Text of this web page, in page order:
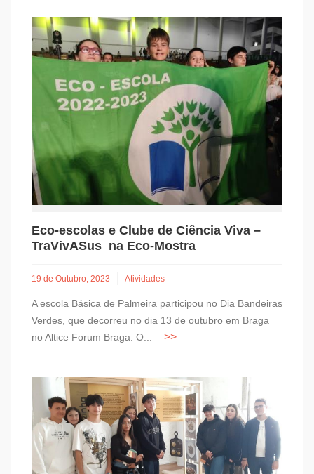
Eco-escolas e Clube de Ciência Viva –
TraVivASus na Eco-Mostra
19 de Outubro, 2023 Atividades
A escola Básica de Palmeira participou no Dia Bandeiras
Verdes, que decorreu no dia 13 de outubro em Braga
no Altice Forum Braga. O...